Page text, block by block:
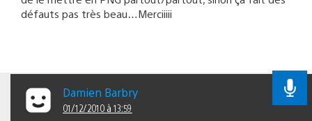
défauts pas très beau…Merciiiii
Damien Barbry
01/12/2010 à 13:59